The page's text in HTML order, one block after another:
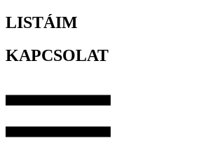
LISTÁIM
KAPCSOLAT